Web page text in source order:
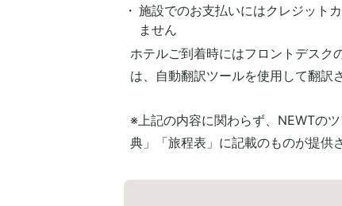
施設でのお支払いにはクレジット
ません
ホテルご到着時にはフロントデスク
は、自動翻訳ツールを使用して翻訳
※上記の内容に関わらず、NEWTの
典」「旅程表」に記載のものが提供